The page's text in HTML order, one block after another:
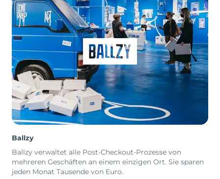
Ballzy
Ballzy verwaltet alle Post-Checkout-Prozesse von
mehreren Geschäften an einem einzigen Ort. Sie sparen
jeden Monat Tausende von Euro.